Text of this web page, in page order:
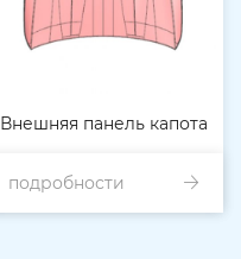
Внешняя панель капота
подробности